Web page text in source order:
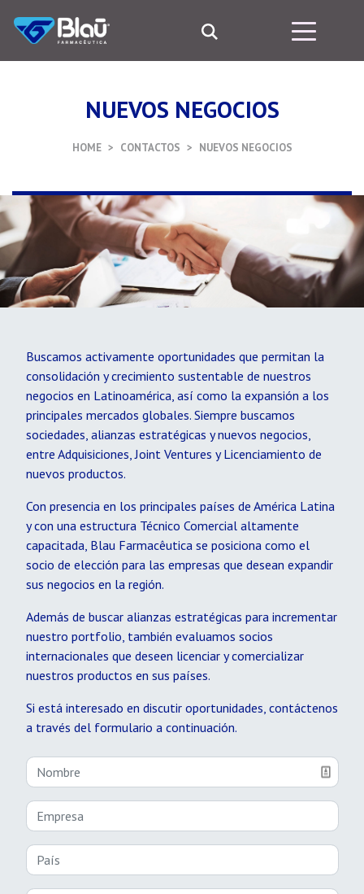
NUEVOS NEGOCIOS
HOME CONTACTOS NUEVOS NEGOCIOS
Buscamos activamente oportunidades que permitan la
consolidación y crecimiento sustentable de nuestros
negocios en Latinoamérica, así como la expansión a los
principales mercados globales. Siempre buscamos
sociedades, alianzas estratégicas y nuevos negocios,
entre Adquisiciones, Joint Ventures y Licenciamiento de
nuevos productos.
Con presencia en los principales países de América Latina
y con una estructura Técnico Comercial altamente
capacitada, Blau Farmacêutica se posiciona como el
socio de elección para las empresas que desean expandir
sus negocios en la región.
Además de buscar alianzas estratégicas para incrementar
nuestro portfolio, también evaluamos socios
internacionales que deseen licenciar y comercializar
nuestros productos en sus países.
Si está interesado en discutir oportunidades, contáctenos
a través del formulario a continuación.